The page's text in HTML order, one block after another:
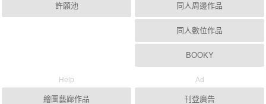
許願池 同人周邊作品
同人數位作品
BOOKY
Help
繪圖藝廊作品
Ad
刊登廣告